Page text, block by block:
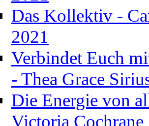
Das Kollektiv -
2021
Verbindet Euch
- Thea Grace
Die Energie von
Victoria Cochrane